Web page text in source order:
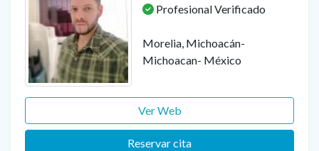
Profesional Verificado
Morelia, Michoacán-
Michoacan- México
Ver Web
Reservar cita